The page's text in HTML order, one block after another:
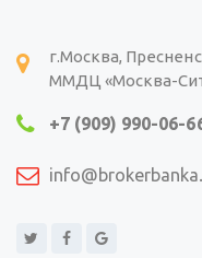
г.Москва,
ММДЦ «Москва-
+7 (909) 990-06-